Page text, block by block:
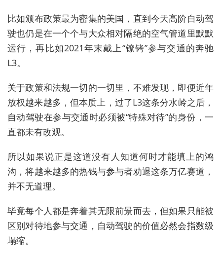
比如颁布政策最为密集的美国，直到今天高阶自动驾
驶也仍是在一个个与大众相对隔绝的空气管道里默默
运行，再比如2021年末戴上“镣铐”参与交通的奔驰
L3。
关于政策和法规一切的一切里，不难发现，即便近年
放权越来越多，但本质上，过了L3这条分水岭之后，
自动驾驶在参与交通时必须被“特殊对待”的身份，一
直都未有改观。
所以如果说正是这道没有人知道何时才能填上的鸿
沟，将越来越多的热钱与参与者劝退这条万亿赛道，
并不无道理。
毕竟每个人都是奔着其无限前景而去，但如果只能被
区别对待地参与交通，自动驾驶的价值必然会指数级
塌缩。